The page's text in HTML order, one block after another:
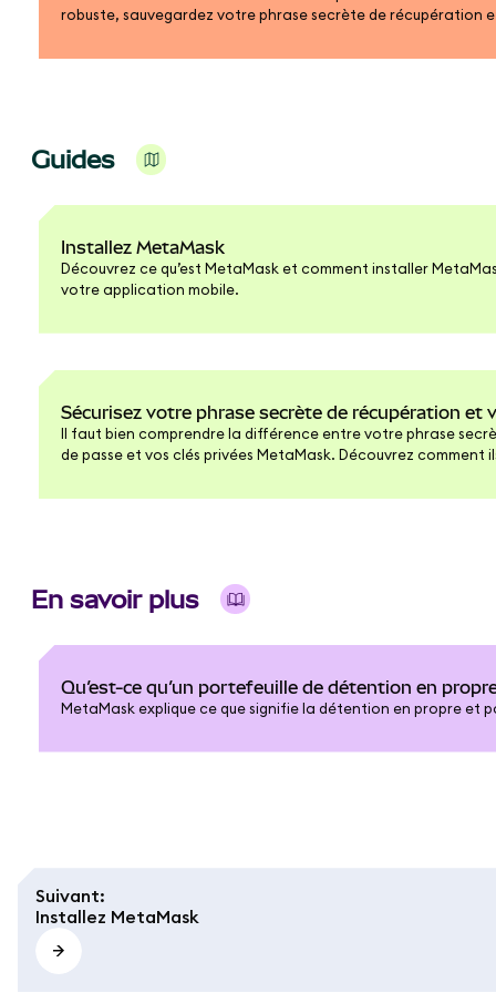
robuste, sauvegardez votre phrase secrète de récupération
Guides
Installez MetaMask
Découvrez ce qu’est MetaMask et comment installer
votre application mobile.
Sécurisez votre phrase secrète de récupération et
Il faut bien comprendre la différence entre votre phrase
de passe et vos clés privées MetaMask. Découvrez comment
En savoir plus
Qu’est-ce qu’un portefeuille de détention en
MetaMask explique ce que signifie la détention en propre et
Suivant:
Installez MetaMask